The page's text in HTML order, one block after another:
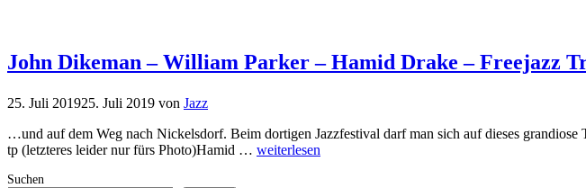
John Dikeman – William Parker – Hamid Drake – Freejazz
25. Juli 201925. Juli 2019 von Jazz
…und auf dem Weg nach Nickelsdorf. Beim dortigen Jazzfestival darf man sich auf dieses
tp (letzteres leider nur fürs Photo)Hamid … weiterlesen
Suchen